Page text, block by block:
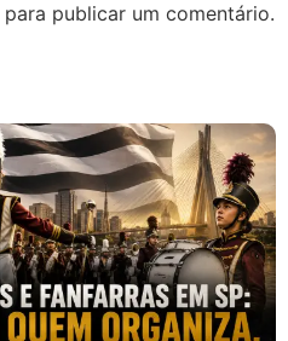
para publicar um comentário.